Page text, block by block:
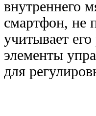
внутреннего
смартфон, не
учитывает
элементы
для